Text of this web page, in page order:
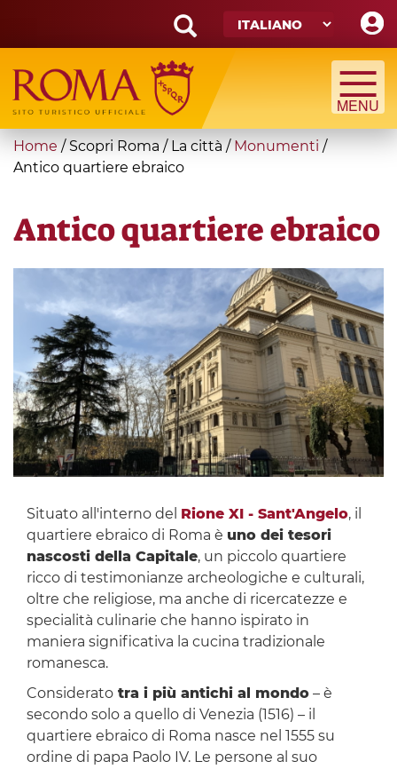
main
content
Search
form
Cerca
You
are
Home / Scopri Roma / La città / Monumenti /
Antico quartiere ebraico
Antico quartiere ebraico
Situato all'interno del Rione XI - Sant'Angelo, il
quartiere ebraico di Roma è uno dei tesori
nascosti della Capitale, un piccolo quartiere
ricco di testimonianze archeologiche e culturali,
oltre che religiose, ma anche di ricercatezze e
specialità culinarie che hanno ispirato in
maniera significativa la cucina tradizionale
romanesca.
Consideratotra i più antichi al mondo– è
secondo solo a quello di Venezia (1516) – il
quartiere ebraico di Roma nasce nel 1555 su
ordine di papa Paolo IV. Le persone al suo